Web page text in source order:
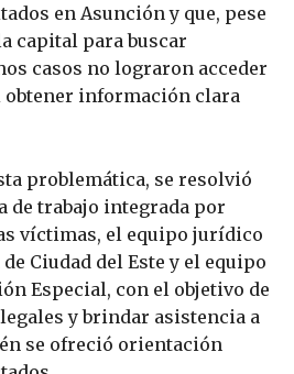
en Asunción y que, pese
capital para buscar
casos no lograron acceder
obtener información clara
problemática, se resolvió
de trabajo integrada por
víctimas, el equipo jurídico
Ciudad del Este y el equipo
Especial, con el objetivo de
y brindar asistencia a
se ofreció orientación